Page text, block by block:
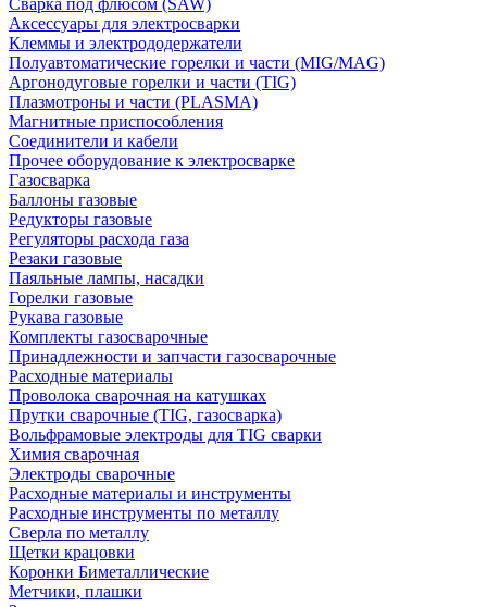
Сварка под флюсом (SAW)
Аксессуары для электросварки
Клеммы и электрододержатели
Полуавтоматические горелки и части (MIG/MAG)
Аргонодуговые горелки и части (TIG)
Плазмотроны и части (PLASMA)
Магнитные приспособления
Соединители и кабели
Прочее оборудование к электросварке
Газосварка
Баллоны газовые
Редукторы газовые
Регуляторы расхода газа
Резаки газовые
Паяльные лампы, насадки
Горелки газовые
Рукава газовые
Комплекты газосварочные
Принадлежности и запчасти газосварочные
Расходные материалы
Проволока сварочная на катушках
Прутки сварочные (TIG, газосварка)
Вольфрамовые электроды для TIG сварки
Химия сварочная
Электроды сварочные
Расходные материалы и инструменты
Расходные инструменты по металлу
Сверла по металлу
Щетки крацовки
Коронки Биметаллические
Метчики, плашки